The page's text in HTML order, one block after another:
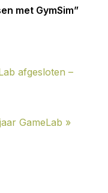
met GymSim”
afgesloten –
GameLab »